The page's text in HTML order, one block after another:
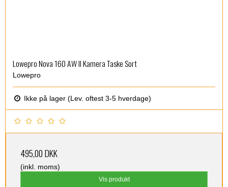
Lowepro Nova 160 AW II Kamera Taske Sort
Lowepro
Ikke på lager (Lev. oftest 3-5 hverdage)
495,00 DKK
(inkl. moms)
Vis produkt